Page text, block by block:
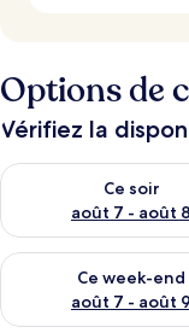
Options de
Vérifiez la
Ce soir
août 7 - août 8
Vérifier la
Ce week-end
août 7 - août 9
Vérifier la